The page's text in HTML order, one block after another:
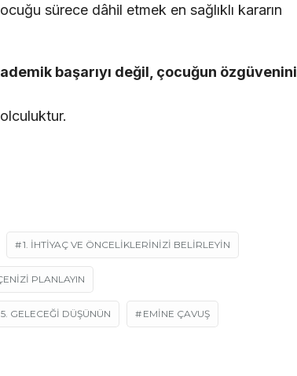
sürece dâhil etmek en sağlıklı kararın
başarıyı değil, çocuğun özgüvenini
1. İHTIYAÇ VE ÖNCELIKLERINIZI BELIRLEYIN
PLANLAYIN
5. GELECEĞI DÜŞÜNÜN EMINE ÇAVUŞ